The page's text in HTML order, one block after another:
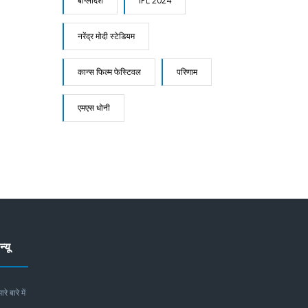
नरेंद्र मोदी स्टेडियम
कान्स फिल्म फेस्टिवल परिणाम
एमएस धोनी
बारे में